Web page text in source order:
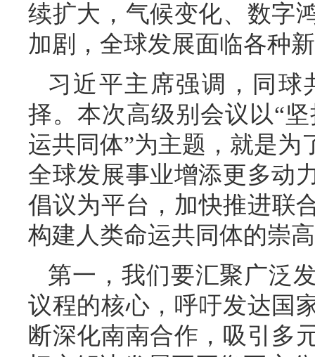
续扩大，气候变化、数字
加剧，全球发展面临各种
习近平主席强调，同球
择。本次高级别会议以“
运共同体”为主题，就是
全球发展事业增添更多动
倡议为平台，加快推进联
构建人类命运共同体的崇
第一，我们要汇聚广泛
议程的核心，呼吁发达国
断深化南南合作，吸引多